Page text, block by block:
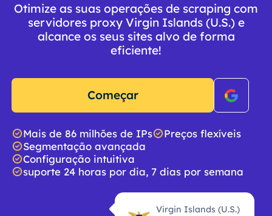
Otimize as suas operações de scraping com
servidores proxy Virgin Islands (U.S.) e
alcance os seus sites alvo de forma
eficiente!
Começar
Mais de 86 milhões de IPs
Preços flexíveis
Segmentação avançada
Configuração intuitiva
suporte 24 horas por dia, 7 dias por semana
Virgin Islands (U.S.)